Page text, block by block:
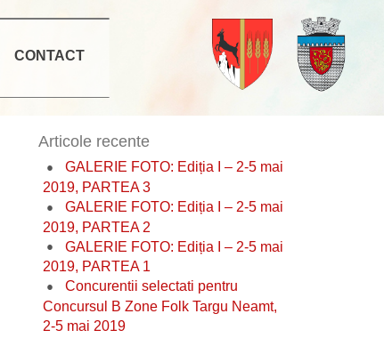
CONTACT
Articole recente
GALERIE FOTO: Ediția I – 2-5 mai
2019, PARTEA 3
GALERIE FOTO: Ediția I – 2-5 mai
2019, PARTEA 2
GALERIE FOTO: Ediția I – 2-5 mai
2019, PARTEA 1
Concurentii selectati pentru
Concursul B Zone Folk Targu Neamt,
2-5 mai 2019